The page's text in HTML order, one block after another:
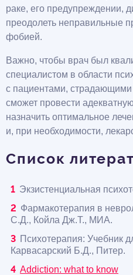
раке, его предупреждении,
преодолеть неправильные
фобией.
Важно, чтобы врач был
специалистом в области
с пациентами,
сможет провести
назначить оптимальное
и, при необходимости,
Список
Экзистенциальная
Фармакотерапия в
С.Д., Койла Дж.Т., МИА.
Психотерапия: Учебник
Карвасарский Б.Д., Питер.
Addiction: what to know